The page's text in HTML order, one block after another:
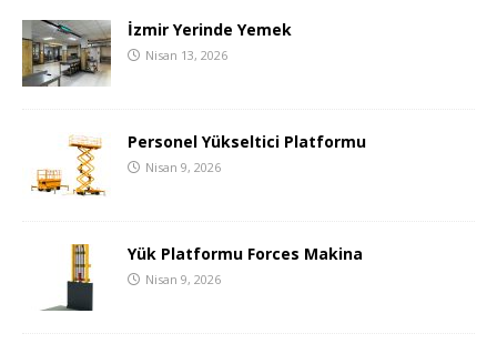
İzmir Yerinde Yemek
Nisan 13, 2026
Personel Yükseltici Platformu
Nisan 9, 2026
Yük Platformu Forces Makina
Nisan 9, 2026